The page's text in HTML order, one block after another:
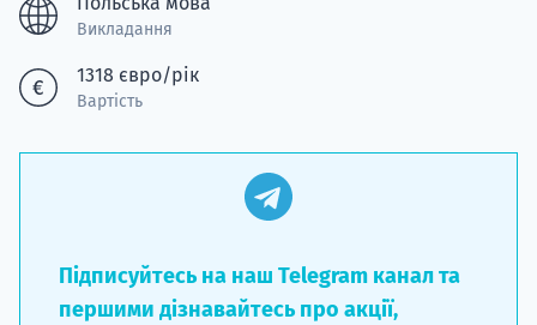
Викладання
1318 євро/рік
Вартість
Підписуйтесь на наш Telegram канал та
першими дізнавайтесь про акції,